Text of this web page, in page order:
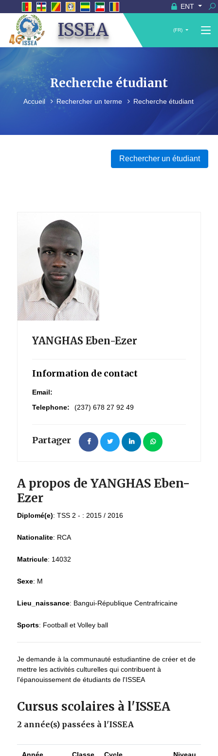
ENT
ISSEA (FR)
Recherche étudiant
Accueil Rechercher un terme Recherche étudiant
Rechercher un étudiant
YANGHAS Eben-Ezer
Information de contact
Email:
Telephone:
(237) 678 27 92 49
Partager
A propos de YANGHAS Eben-
Ezer
Diplomé(e): TSS 2 - : 2015 / 2016
Nationalite: RCA
Matricule: 14032
Sexe: M
Lieu_naissance: Bangui-République Centrafricaine
Sports: Football et Volley ball
Je demande à la communauté estudiantine de créer et de
mettre les activités culturelles qui contribuent à
l'épanouissement de étudiants de l'ISSEA
Cursus scolaires à l'ISSEA
2 année(s) passées à l'ISSEA